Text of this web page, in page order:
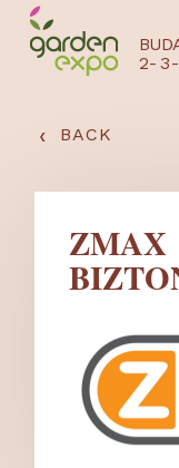
2-
‹ BACK
ZMAX